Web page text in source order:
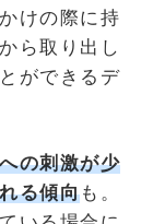
けの際に持
ら取り出し
ができるデ
の刺激が少
る傾向も。